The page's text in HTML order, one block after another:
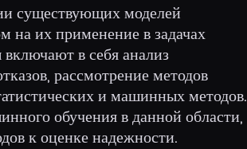
существующих моделей
на их применение в задачах
в себя анализ
рассмотрение методов
и машинных методов.
обучения в данной области,
к оценке надежности.